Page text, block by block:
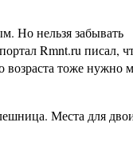
Но нельзя забывать
портал Rmnt.ru писал,
тоже нужно
Места для